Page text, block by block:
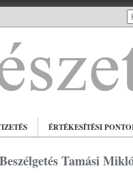
ÉRTÉKESÍTÉSI
Tamási